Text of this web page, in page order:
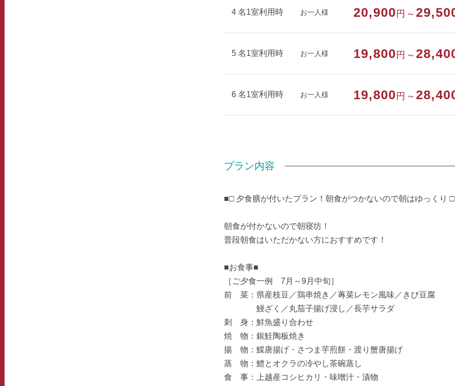
ボディソープ・ヒゲソリ・ブラシ・浴衣
トイレ/禁煙/インターネットができる部
る
4 名1室利用時 お一人様 20,900 円～
5 名1室利用時 お一人様 19,800 円～
6 名1室利用時 お一人様 19,800 円～
プラン内容
■□ 夕食膳が付いたプラン！朝食がつかないので朝はゆっくり
朝食が付かないので朝寝坊！
普段朝食はいただかない方におすすめです！
■お食事■
［ご夕食一例 7月～9月中旬］
前 菜：県産枝豆／鶏串焼き／蓴菜レモン風味／きび豆腐
鰻ざく／丸茄子揚げ浸し／長芋サラダ
刺 身：鮮魚盛り合わせ
焼 物：銀鮭陶板焼き
揚 物：鰈唐揚げ・さつま芋煎餅・渡り蟹唐揚げ
蒸 物：鱧とオクラの冷やし茶碗蒸し
食 事：上越産コシヒカリ・味噌汁・漬物